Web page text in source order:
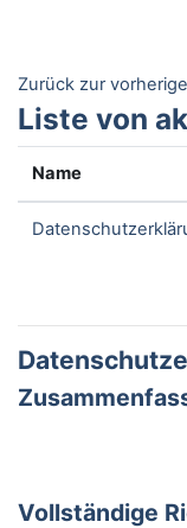
Zurück zur
Liste von
Name
Vollständige